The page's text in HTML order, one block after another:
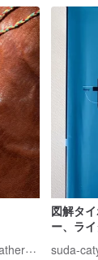
糸遊美-itoasobi- Macrame Leather Works
図解タ
ー、ラ
suda-